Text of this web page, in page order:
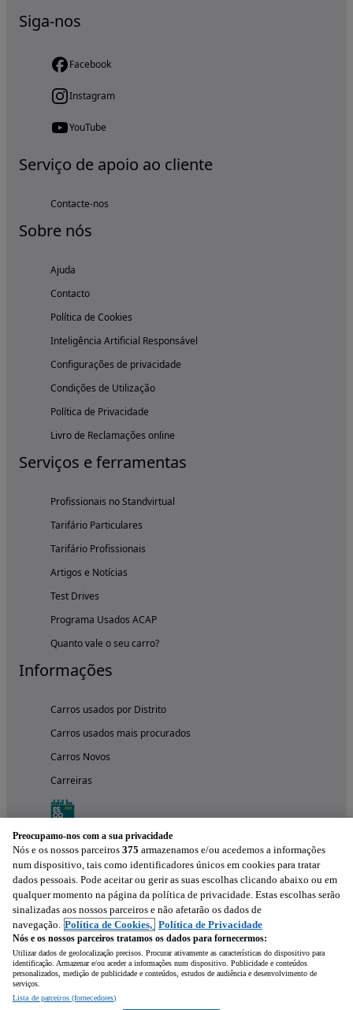
Siga-nos
Facebook
Instagram
YouTube
Serviço de apoio ao cliente
Contacte-nos
Sobre nós
Ajuda
Contacto
Política de Cookies
Inteligência Artificial Responsável
Configurações de privacidade
Condições de Utilização
Política de Privacidade
Livro de Reclamações online
Serviços e ferramentas
Profissionais no Standvirtual
Tarifário Particulares
Tarifário Profissionais
Artigos e Notícias
Test Drives
Programa Usados ACAP
Quanto vale o seu carro?
Informações
Carros usados por Distrito
Carros usados mais procurados
Carros Novos
Carreiras
Experimenta a aplicação
Preocupamo-nos com a sua privacidade
Nós e os nossos parceiros 375 armazenamos e/ou acedemos a informações
num dispositivo, tais como identificadores únicos em cookies para tratar
dados pessoais. Pode aceitar ou gerir as suas escolhas clicando abaixo ou em
qualquer momento na página da política de privacidade. Estas escolhas serão
sinalizadas aos nossos parceiros e não afetarão os dados de
navegação. Política de Cookies, Política de Privacidade
Nós e os nossos parceiros tratamos os dados para fornecermos:
Utilizar dados de geolocalização precisos. Procurar ativamente as características do dispositivo para
identificação. Armazenar e/ou aceder a informações num dispositivo. Publicidade e conteúdos
personalizados, medição de publicidade e conteúdos, estudos de audiência e desenvolvimento de
serviços.
Lista de parceiros (fornecedores)